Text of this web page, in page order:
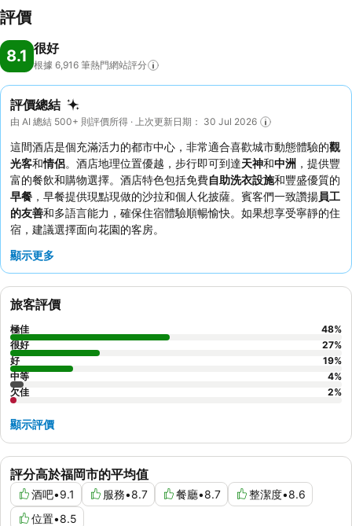
評價
8.1 很好
根據 6,916 筆熱門網站評分
評價總結
由 AI 總結 500+ 則評價所得 · 上次更新日期： 30 Jul 2026
這間酒店是個充滿活力的都市中心，非常適合喜歡城市動態體驗的觀
光客和情侶。酒店地理位置優越，步行即可到達天神和中洲 ，提供豐
富的餐飲和購物選擇。酒店特色包括免費自助洗衣設施和豐盛優質的
早餐 ，早餐提供現點現做的沙拉和個人化披薩。賓客們一致讚揚員工
的友善和多語言能力，確保住宿體驗順暢愉快。如果想享受寧靜的住
宿，建議選擇面向花園的客房。
顯示更多
評分高於福岡市的平均值
酒吧•9.1 服務•8.7 餐廳•8.7 整潔度•8.6
位置•8.5
旅客評價
極佳 48%
很好
27%
好
19%
中等
4%
欠佳
2%
顯示評價